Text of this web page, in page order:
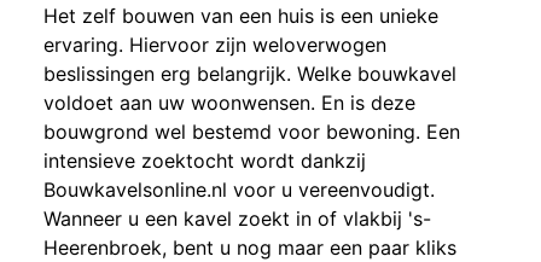
Het zelf bouwen van een huis is een unieke
ervaring. Hiervoor zijn weloverwogen
beslissingen erg belangrijk. Welke bouwkavel
voldoet aan uw woonwensen. En is deze
bouwgrond wel bestemd voor bewoning. Een
intensieve zoektocht wordt dankzij
Bouwkavelsonline.nl voor u vereenvoudigt.
Wanneer u een kavel zoekt in of vlakbij 's-
Heerenbroek, bent u nog maar een paar kliks